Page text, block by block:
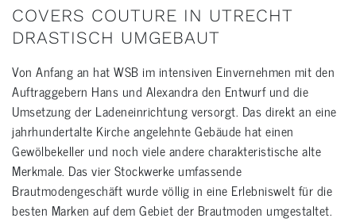
COVERS COUTURE IN UTRECHT
DRASTISCH UMGEBAUT
Von Anfang an hat WSB im intensiven Einvernehmen mit den
Auftraggebern Hans und Alexandra den Entwurf und die
Umsetzung der Ladeneinrichtung versorgt. Das direkt an eine
jahrhundertalte Kirche angelehnte Gebäude hat einen
Gewölbekeller und noch viele andere charakteristische alte
Merkmale. Das vier Stockwerke umfassende
Brautmodengeschäft wurde völlig in eine Erlebniswelt für die
besten Marken auf dem Gebiet der Brautmoden umgestaltet.